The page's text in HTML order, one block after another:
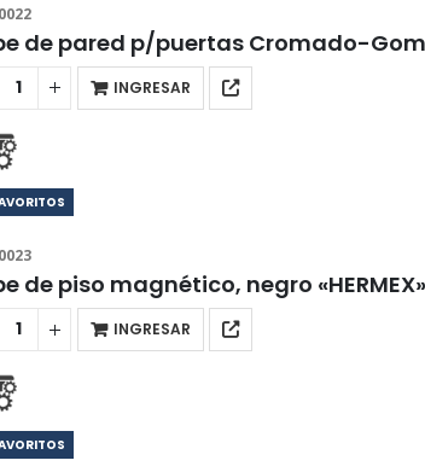
de pared p/puertas Cromado-Goma
INGRESAR
de piso magnético, negro
INGRESAR